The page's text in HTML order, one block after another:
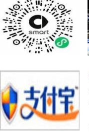
63 项同级领先，
20 项